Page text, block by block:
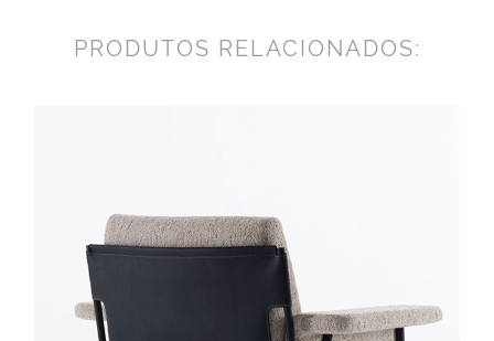
PRODUTOS RELACIONADOS: